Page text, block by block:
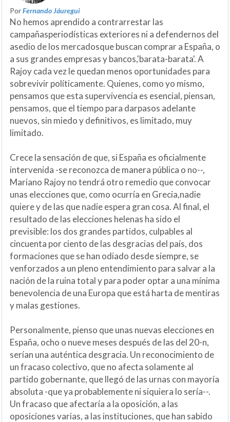
PorFernando Jáuregui
No hemos aprendido a contrarrestar las
campañasperiodísticas exteriores ni a defendernos del
asedio de los mercadosque buscan comprar a España, o
a sus grandes empresas y bancos,'barata-barata'. A
Rajoy cada vez le quedan menos oportunidades para
sobrevivir políticamente. Quienes, como yo mismo,
pensamos que esta supervivencia es esencial, piensan,
pensamos, que el tiempo para darpasos adelante
nuevos, sin miedo y definitivos, es limitado, muy
limitado.
Crece la sensación de que, si España es oficialmente
intervenida -se reconozca de manera pública o no--,
Mariano Rajoy no tendrá otro remedio que convocar
unas elecciones que, como ocurría en Grecia,nadie
quiere y de las que nadie espera gran cosa. Al final, el
resultado de las elecciones helenas ha sido el
previsible: los dos grandes partidos, culpables al
cincuenta por ciento de las desgracias del país, dos
formaciones que se han odiado desde siempre, se
venforzados a un pleno entendimiento para salvar a la
nación de la ruina total y para poder optar a una mínima
benevolencia de una Europa que está harta de mentiras
y malas gestiones.
Personalmente, pienso que unas nuevas elecciones en
España, ocho o nueve meses después de las del 20-n,
serían una auténtica desgracia. Un reconocimiento de
un fracaso colectivo, que no afecta solamente al
partido gobernante, que llegó de las urnas con mayoría
absoluta -que ya probablemente ni siquiera lo sería--.
Un fracaso que afectaría a la oposición, a las
oposiciones varias, a las instituciones, que han sabido